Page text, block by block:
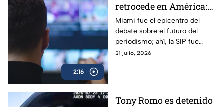
2:16
retrocede en América:
“La norma es la
impunidad”, dice la SIP
Miami fue el epicentro del
debate sobre el futuro del
periodismo; ahí, la SIP fue
clara al evidenciar que la
31 julio, 2026
Tony Romo es detenido